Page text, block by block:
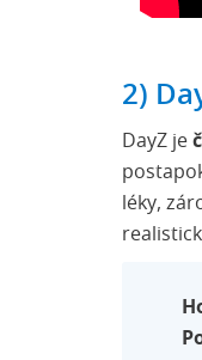
2)
DayZ je
léky,